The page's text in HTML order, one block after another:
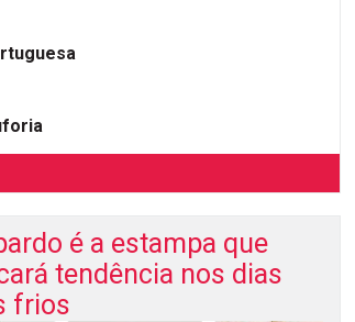
é a estampa que
tendência nos dias
frios